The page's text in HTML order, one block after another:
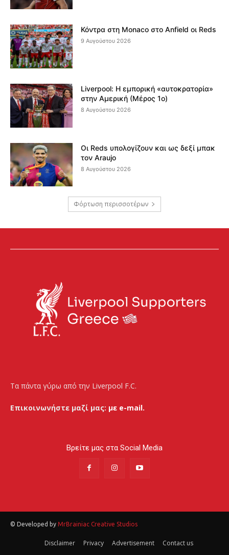
Κόντρα στη Monaco στο Anfield οι Reds
9 Αυγούστου 2026
Liverpool: Η εμπορική «αυτοκρατορία»
στην Αμερική (Μέρος 1ο)
8 Αυγούστου 2026
Οι Reds υπολογίζουν και ως δεξί μπακ
τον Araujo
8 Αυγούστου 2026
Φόρτωση περισσοτέρων
Τα πάντα γύρω από την Liverpool F.C.
Επικοινωνήστε μαζί μας: με e-mail.
Βρείτε μας στα Social Media
© Developed by MrBrainiac Creative Studios
Disclaimer Privacy Advertisement Contact us